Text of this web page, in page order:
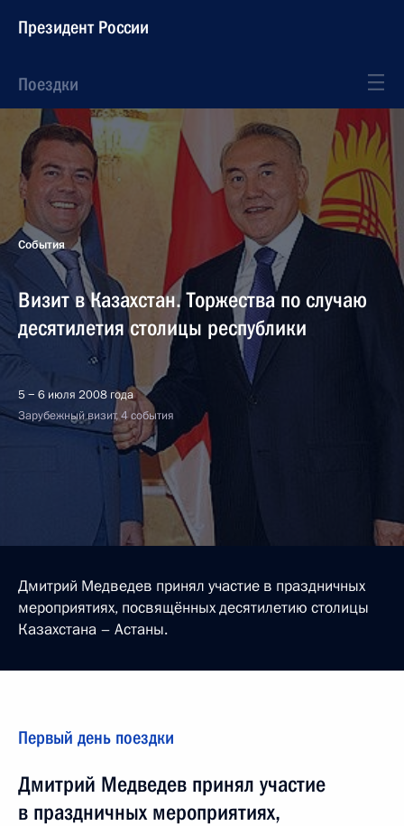
Президент России
Поездки
События
Визит в Казахстан. Торжества по случаю
десятилетия столицы республики
5 − 6 июля 2008 года
Зарубежный визит, 4 события
Дмитрий Медведев принял участие в праздничных
мероприятиях, посвящённых десятилетию столицы
Казахстана – Астаны.
Первый день поездки
Дмитрий Медведев принял участие
в праздничных мероприятиях,